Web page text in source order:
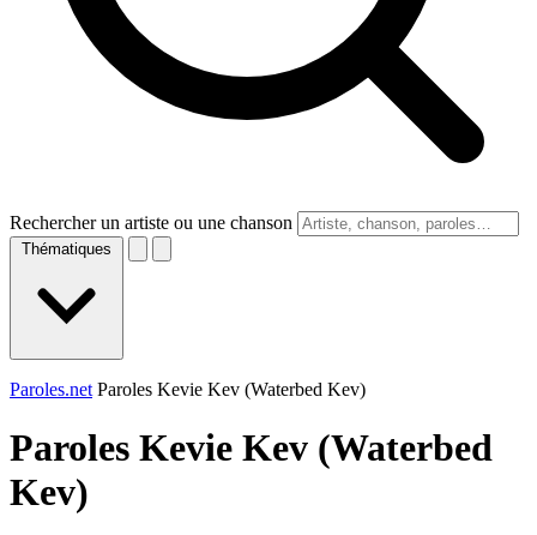
Rechercher un artiste ou une chanson
Thématiques
Paroles.net Paroles Kevie Kev (Waterbed Kev)
Paroles Kevie Kev (Waterbed
Kev)